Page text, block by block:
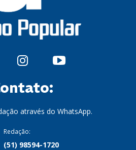
através do WhatsApp.
Redação:
(51) 98594-1720